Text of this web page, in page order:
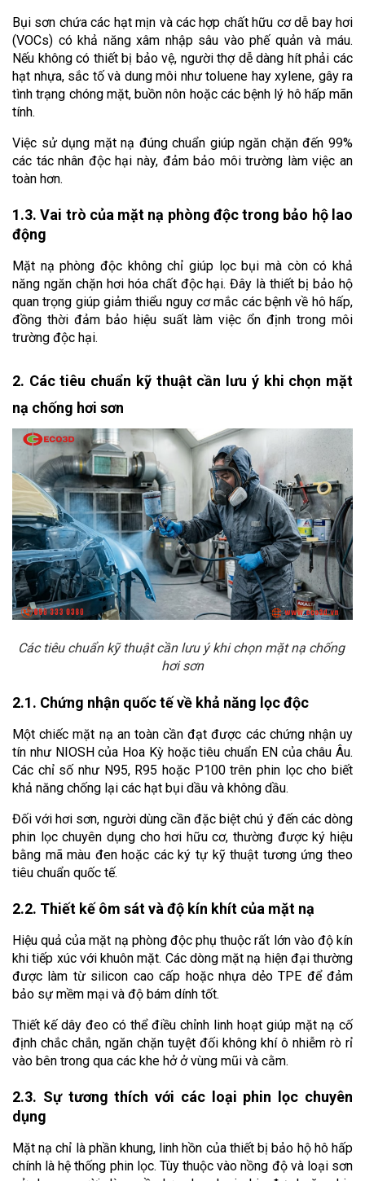
Bụi sơn chứa các hạt mịn và các hợp chất hữu cơ dễ bay hơi
(VOCs) có khả năng xâm nhập sâu vào phế quản và máu.
Nếu không có thiết bị bảo vệ, người thợ dễ dàng hít phải các
hạt nhựa, sắc tố và dung môi như toluene hay xylene, gây ra
tình trạng chóng mặt, buồn nôn hoặc các bệnh lý hô hấp mãn
tính.
Việc sử dụng mặt nạ đúng chuẩn giúp ngăn chặn đến 99%
các tác nhân độc hại này, đảm bảo môi trường làm việc an
toàn hơn.
1.3. Vai trò của mặt nạ phòng độc trong bảo hộ lao
động
Mặt nạ phòng độc không chỉ giúp lọc bụi mà còn có khả
năng ngăn chặn hơi hóa chất độc hại. Đây là thiết bị bảo hộ
quan trọng giúp giảm thiểu nguy cơ mắc các bệnh về hô hấp,
đồng thời đảm bảo hiệu suất làm việc ổn định trong môi
trường độc hại.
2. Các tiêu chuẩn kỹ thuật cần lưu ý khi chọn mặt
nạ chống hơi sơn
Các tiêu chuẩn kỹ thuật cần lưu ý khi chọn mặt nạ chống
hơi sơn
2.1. Chứng nhận quốc tế về khả năng lọc độc
Một chiếc mặt nạ an toàn cần đạt được các chứng nhận uy
tín như NIOSH của Hoa Kỳ hoặc tiêu chuẩn EN của châu Âu.
Các chỉ số như N95, R95 hoặc P100 trên phin lọc cho biết
khả năng chống lại các hạt bụi dầu và không dầu.
Đối với hơi sơn, người dùng cần đặc biệt chú ý đến các dòng
phin lọc chuyên dụng cho hơi hữu cơ, thường được ký hiệu
bằng mã màu đen hoặc các ký tự kỹ thuật tương ứng theo
tiêu chuẩn quốc tế.
2.2. Thiết kế ôm sát và độ kín khít của mặt nạ
Hiệu quả của mặt nạ phòng độc phụ thuộc rất lớn vào độ kín
khi tiếp xúc với khuôn mặt. Các dòng mặt nạ hiện đại thường
được làm từ silicon cao cấp hoặc nhựa dẻo TPE để đảm
bảo sự mềm mại và độ bám dính tốt.
Thiết kế dây đeo có thể điều chỉnh linh hoạt giúp mặt nạ cố
định chắc chắn, ngăn chặn tuyệt đối không khí ô nhiễm rò rỉ
vào bên trong qua các khe hở ở vùng mũi và cằm.
2.3. Sự tương thích với các loại phin lọc chuyên
dụng
Mặt nạ chỉ là phần khung, linh hồn của thiết bị bảo hộ hô hấp
chính là hệ thống phin lọc. Tùy thuộc vào nồng độ và loại sơn